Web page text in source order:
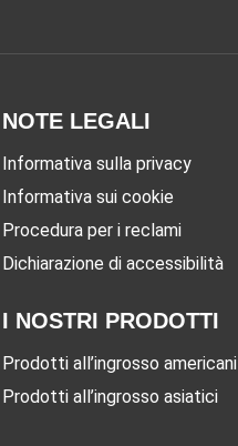
NOTE LEGALI
Informativa sulla privacy
Informativa sui cookie
Procedura per i reclami
Dichiarazione di accessibilità
I NOSTRI PRODOTTI
Prodotti all’ingrosso americani
Prodotti all’ingrosso asiatici